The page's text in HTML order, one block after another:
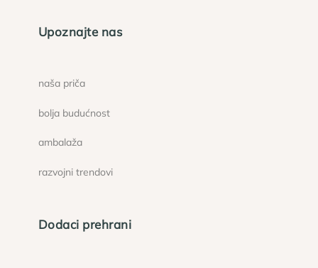
Upoznajte nas
naša priča
bolja budućnost
ambalaža
razvojni trendovi
Dodaci prehrani